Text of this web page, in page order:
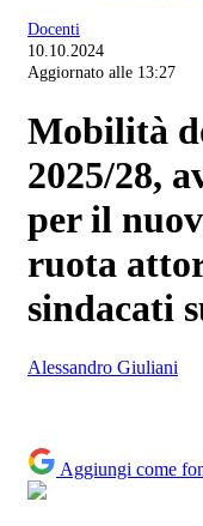
Docenti
10.10.2024
Aggiornato alle 13:27
Mobilità
2025/28,
per il
ruota
sindacati
Alessandro Giuliani
Aggiungi come